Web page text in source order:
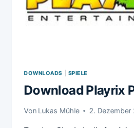
DOWNLOADS SPIELE
Download Playrix
Von Lukas Mühle 2. Dezember